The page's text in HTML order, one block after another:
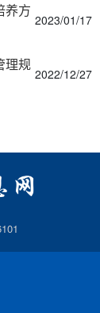
养方
2023/01/17
理规
2022/12/27